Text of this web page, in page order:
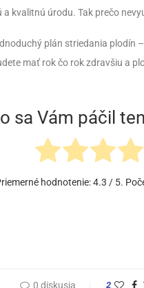
kvalitnú úrodu. Tak prečo
plán striedania plodín
mať rok čo rok zdravšiu a
sa Vám páčil
hodnotenie:4.3 / 5.
0 diskusia 2